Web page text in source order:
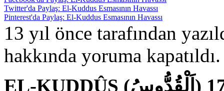
Twitter'da Paylaş: El-Kuddus Esmasının Havassı
Pinterest'da Paylaş: El-Kuddus Esmasının Havassı
13 yıl önce tarafından
hakkında yoruma kapatıldı.